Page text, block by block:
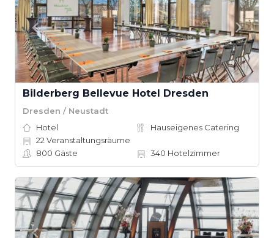
Bilderberg Bellevue Hotel Dresden
Dresden / Neustadt
Hotel
Hauseigenes Catering
22 Veranstaltungsräume
800 Gäste 340 Hotelzimmer